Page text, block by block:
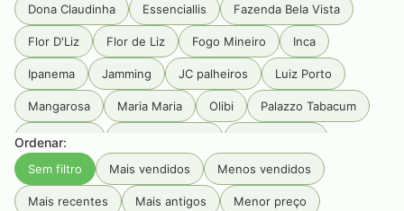
Dona Claudinha Essenciallis Fazenda Bela Vista
Flor D'Liz Flor de Liz Fogo Mineiro Inca
Ipanema Jamming JC palheiros Luiz Porto
Mangarosa Maria Maria Olibi Palazzo Tabacum
Pé Da Mata
Rainbow RAW Rocca Sabarabuçu Santa Rosa
Seival Serra da Campanha Serra Do Condado
Ordenar:
Sem filtro Mais vendidos Menos vendidos
Mais recentes Mais antigos Menor preço